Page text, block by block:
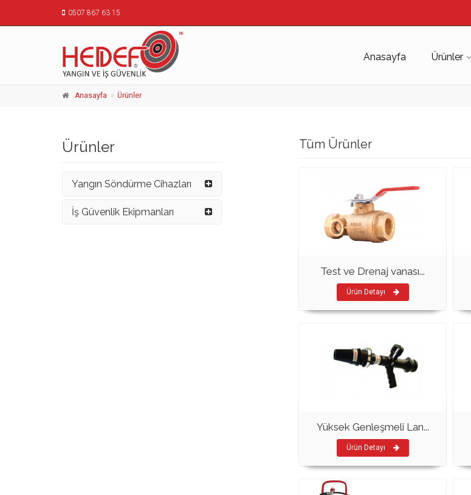
0507 867 63 15
Anasayfa Ürünler
Anasayfa Ürünler
Tüm Ürünler
Test ve Drenaj vanası...
Ürün Detayı
Yüksek Genleşmeli Lan...
Ürün Detayı
Ürünler
Yangın Söndürme Cihazları
İş Güvenlik Ekipmanları